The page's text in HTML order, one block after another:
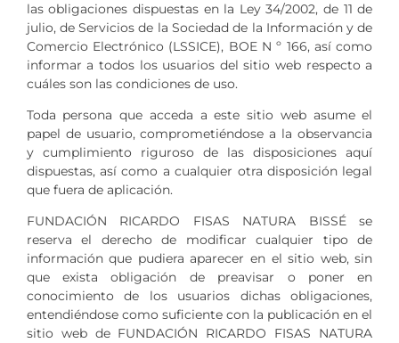
las obligaciones dispuestas en la Ley 34/2002, de 11 de
julio, de Servicios de la Sociedad de la Información y de
Comercio Electrónico (LSSICE), BOE N º 166, así como
informar a todos los usuarios del sitio web respecto a
cuáles son las condiciones de uso.
Toda persona que acceda a este sitio web asume el
papel de usuario, comprometiéndose a la observancia
y cumplimiento riguroso de las disposiciones aquí
dispuestas, así como a cualquier otra disposición legal
que fuera de aplicación.
FUNDACIÓN RICARDO FISAS NATURA BISSÉ se
reserva el derecho de modificar cualquier tipo de
información que pudiera aparecer en el sitio web, sin
que exista obligación de preavisar o poner en
conocimiento de los usuarios dichas obligaciones,
entendiéndose como suficiente con la publicación en el
sitio web de FUNDACIÓN RICARDO FISAS NATURA